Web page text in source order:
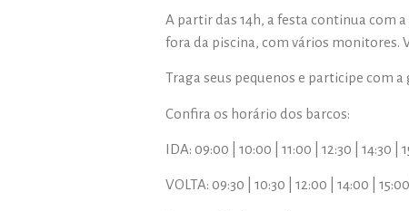
A partir das 14h, a festa continua com
fora da piscina, com vários monitores.
Traga seus pequenos e participe com a
Confira os horário dos barcos:
IDA: 09:00 | 10:00 | 11:00 | 12:30 | 14:30 |
VOLTA: 09:30 | 10:30 | 12:00 | 14:00 |